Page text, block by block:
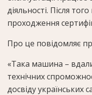
діяльності. Після
проходження
Про це повідомляє
«Така машина –
технічних
досвіду українських